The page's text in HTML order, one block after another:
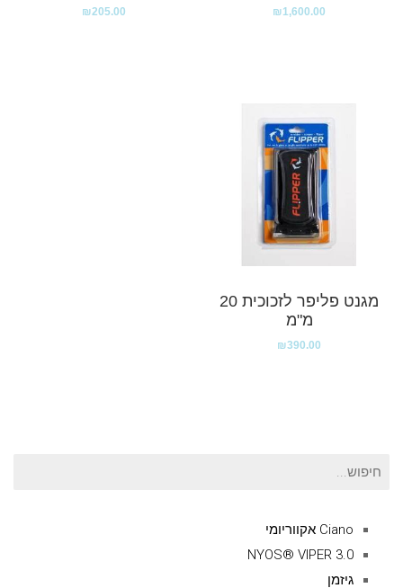
₪1,600.00
₪205.00
מגנט פליפר לזכוכית 20
מ"מ
₪390.00
חיפוש
Ciano אקווריומי
NYOS® VIPER 3.0
גיזמן